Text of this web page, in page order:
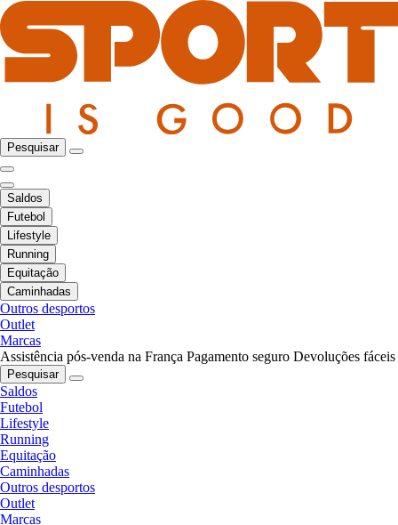
Pesquisar
Saldos
Futebol
Lifestyle
Running
Equitação
Caminhadas
Outros desportos
Outlet
Marcas
Assistência pós-venda na França Pagamento seguro Devoluções fáceis
Pesquisar
Saldos
Futebol
Lifestyle
Running
Equitação
Caminhadas
Outros desportos
Outlet
Marcas